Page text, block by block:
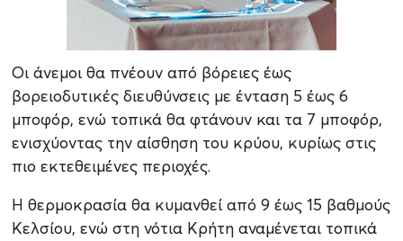
Οι άνεμοι θα πνέουν από βόρειες έως
βορειοδυτικές διευθύνσεις με ένταση 5 έως 6
μποφόρ, ενώ τοπικά θα φτάνουν και τα 7 μποφόρ,
ενισχύοντας την αίσθηση του κρύου, κυρίως στις
πιο εκτεθειμένες περιοχές.
Η θερμοκρασία θα κυμανθεί από 9 έως 15 βαθμούς
Κελσίου, ενώ στη νότια Κρήτη αναμένεται τοπικά